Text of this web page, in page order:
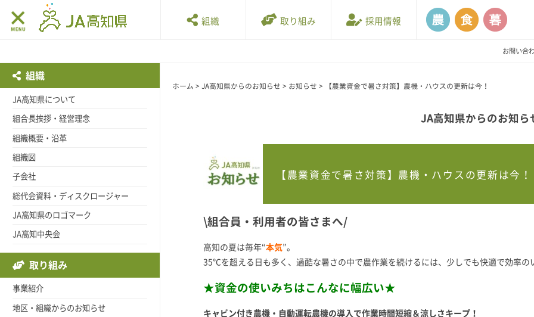
組織 取り組み 採用情報
お問い合
ホーム > JA高知県からのお知らせ > お知らせ > 【農業資金で暑さ対策】農機・ハウスの更新は今！
JA高知県からのお知ら
【農業資金で暑さ対策】農機・ハウスの更新は今！
\組合員・利用者の皆さまへ/
高知の夏は毎年“本気”。
35℃を超える日も多く、過酷な暑さの中で農作業を続けるには、少しでも快適で効率の
★資金の使いみちはこんなに幅広い★
キャビン付き農機・自動運転農機の導入で作業時間短縮＆涼しさキープ！
組織
JA高知県について
組合長挨拶・経営理念
組織概要・沿革
組織図
子会社
総代会資料・ディスクロージャー
JA高知県のロゴマーク
JA高知中央会
取り組み
事業紹介
地区・組織からのお知らせ